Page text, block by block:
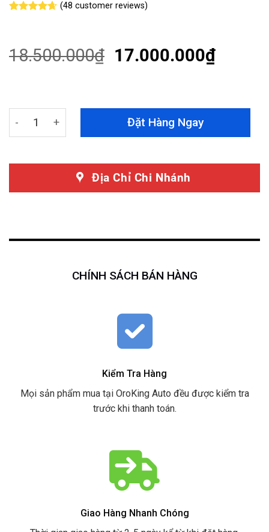
customer
ratings
(48 customer reviews)
18.500.000₫ 17.000.000₫
Màn hình Teyes CC3 2K Xe Mercedes Benz GLK 2013
Đặt Hàng Ngay
Địa Chỉ Chi Nhánh
CHÍNH SÁCH BÁN HÀNG
Kiểm Tra Hàng
Mọi sản phẩm mua tại OroKing Auto đều được kiểm tra
trước khi thanh toán.
Giao Hàng Nhanh Chóng